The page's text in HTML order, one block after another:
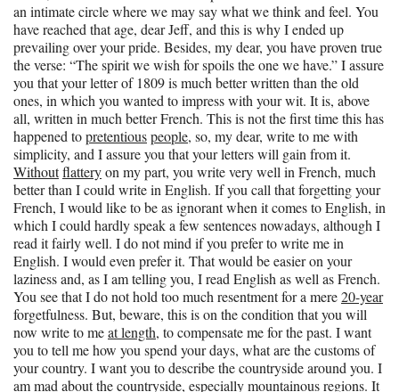
an intimate circle where we may say what we think and feel. You
have reached that age, dear Jeff, and this is why I ended up
prevailing over your pride. Besides, my dear, you have proven true
the verse: “The spirit we wish for spoils the one we have.” I assure
you that your letter of 1809 is much better written than the old
ones, in which you wanted to impress with your wit. It is, above
all, written in much better French. This is not the first time this has
happened topretentiouspeople, so, my dear, write to me with
simplicity, and I assure you that your letters will gain from it.
Withoutflatteryon my part, you write very well in French, much
better than I could write in English. If you call that forgetting your
French, I would like to be as ignorant when it comes to English, in
which I could hardly speak a few sentences nowadays, although I
read it fairly well. I do not mind if you prefer to write me in
English. I would even prefer it. That would be easier on your
laziness and, as I am telling you, I read English as well as French.
You see that I do not hold too much resentment for a mere20-year
forgetfulness. But, beware, this is on the condition that you will
now write to meat length, to compensate me for the past. I want
you to tell me how you spend your days, what are the customs of
your country. I want you to describe the countryside around you. I
ammadabout the countryside, especially mountainous regions. It